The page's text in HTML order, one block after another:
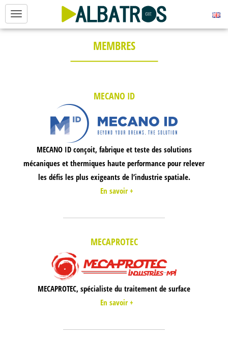
Aller au contenu principal
MEMBRES
MECANO ID
MECANO ID conçoit, fabrique et teste des solutions
mécaniques et thermiques haute performance pour relever
les défis les plus exigeants de l’industrie spatiale.
En savoir +
MECAPROTEC
MECAPROTEC, spécialiste du traitement de surface
En savoir +